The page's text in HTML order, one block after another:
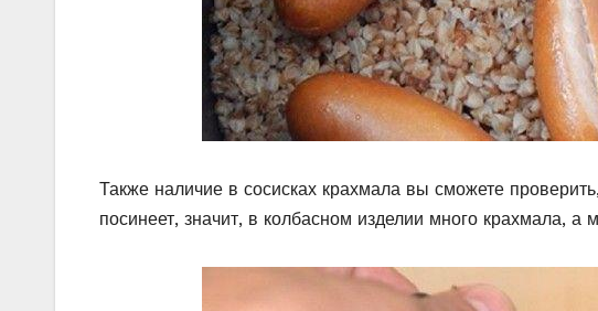
Также наличие в сосисках крахмала вы сможете
посинеет, значит, в колбасном изделии много крахмала, а